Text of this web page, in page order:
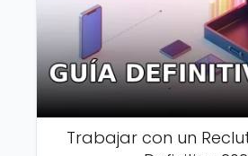
Trabajar con un